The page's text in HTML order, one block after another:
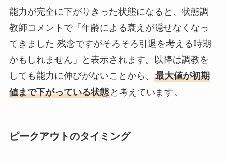
能力が完全に下がりきった状態になると、状態調
教師コメントで「年齢による衰えが隠せなくなっ
てきました 残念ですがそろそろ引退を考える時期
かもしれません」と表示されます。以降は調教を
しても能力に伸びがないことから、 最大値が初期
値まで下がっている状態と考えています。
ピークアウトのタイミング